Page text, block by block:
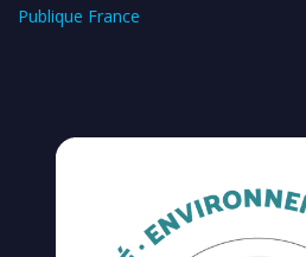
Publique France